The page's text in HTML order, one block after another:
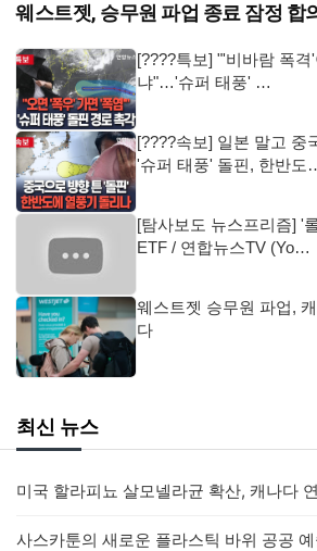
웨스트젯, 승무원 파업 종료 잠정 합
[????특보] "'비바람 폭
냐"…'슈퍼 태풍' …
[????속보] 일본 말고
'슈퍼 태풍' 돌핀, 한반도
[탐사보도 뉴스프리즘] '
ETF / 연합뉴스TV (Yo…
웨스트젯 승무원 파업,
다
최신 뉴스
미국 할라피뇨 살모넬라균 확산, 캐나다